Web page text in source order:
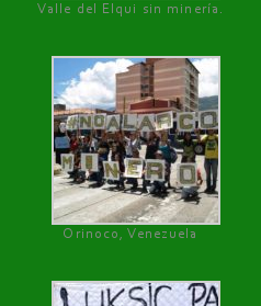
Valle del Elqui sin minería.
Orinoco, Venezuela